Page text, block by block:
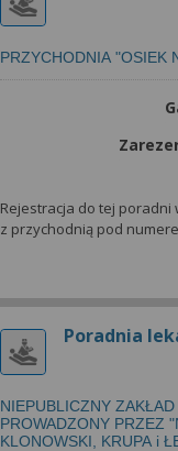
PRZYCHODNIA "OSIEK
Rejestracja do tej
z przychodnią pod
Poradnia
NIEPUBLICZNY
PROWADZONY PRZEZ
KLONOWSKI, KRUPA i